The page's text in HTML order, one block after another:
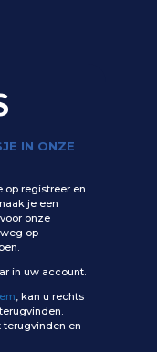
IN ONZE
op registreer en
je een
onze
op
in uw account.
, kan u rechts
terugvinden en